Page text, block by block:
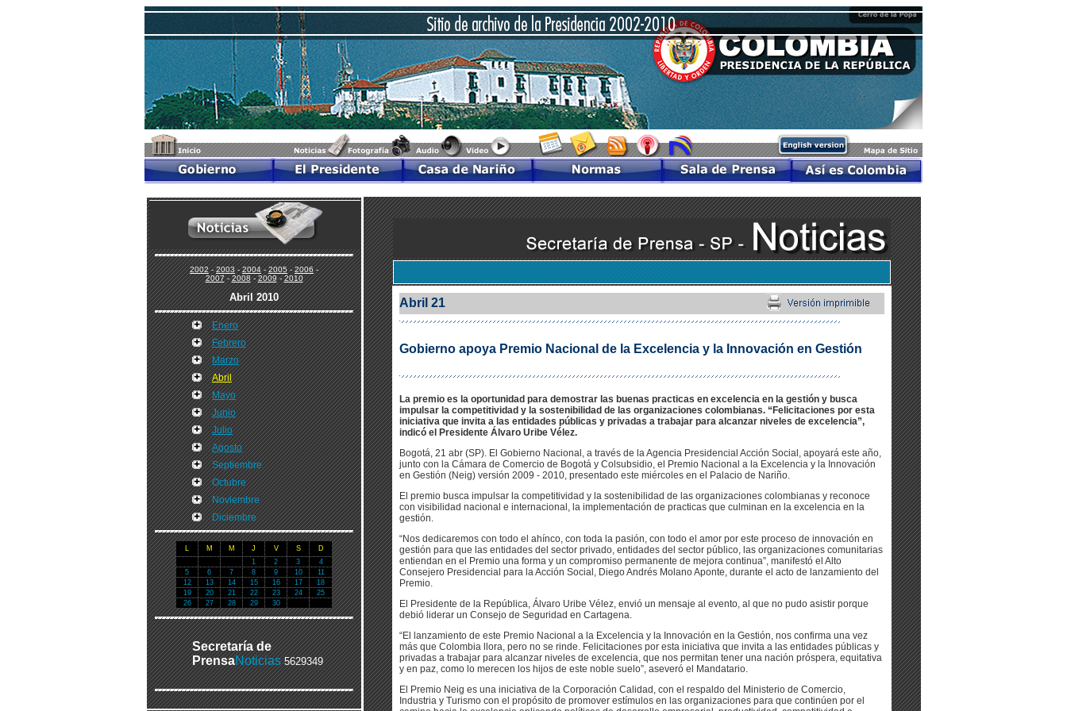
2002-2003-2004-2005-2006-
2007-2008-2009-2010
Abril 2010
Enero
Febrero
Marzo
Abril
Mayo
Junio
Julio
Agosto
Septiembre
Octubre
Noviembre
Diciembre
L M M J V S
D
1
2 3
4
5
6 7 8 9 10
11
12
13 14 15 16 17
18
19
20 21 22 23 24
25
26
27 28 29 30
Secretaría de
PrensaNoticias 5629349
Abril 21
Gobierno apoya Premio Nacional de la Excelencia y la Innovación en Gestión
La premio es la oportunidad para demostrar las buenas practicas en excelencia en la gestión y busca
impulsar la competitividad y la sostenibilidad de las organizaciones colombianas. “Felicitaciones por esta
iniciativa que invita a las entidades públicas y privadas a trabajar para alcanzar niveles de excelencia”,
indicó el Presidente Álvaro Uribe Vélez.
Bogotá, 21 abr (SP). El Gobierno Nacional, a través de la Agencia Presidencial Acción Social, apoyará este año,
junto con la Cámara de Comercio de Bogotá y Colsubsidio, el Premio Nacional a la Excelencia y la Innovación
en Gestión (Neig) versión 2009 - 2010, presentado este miércoles en el Palacio de Nariño.
El premio busca impulsar la competitividad y la sostenibilidad de las organizaciones colombianas y reconoce
con visibilidad nacional e internacional, la implementación de practicas que culminan en la excelencia en la
gestión.
“Nos dedicaremos con todo el ahínco, con toda la pasión, con todo el amor por este proceso de innovación en
gestión para que las entidades del sector privado, entidades del sector público, las organizaciones comunitarias
entiendan en el Premio una forma y un compromiso permanente de mejora continua”, manifestó el Alto
Consejero Presidencial para la Acción Social, Diego Andrés Molano Aponte, durante el acto de lanzamiento del
Premio.
El Presidente de la República, Álvaro Uribe Vélez, envió un mensaje al evento, al que no pudo asistir porque
debió liderar un Consejo de Seguridad en Cartagena.
“El lanzamiento de este Premio Nacional a la Excelencia y la Innovación en la Gestión, nos confirma una vez
más que Colombia llora, pero no se rinde. Felicitaciones por esta iniciativa que invita a las entidades públicas y
privadas a trabajar para alcanzar niveles de excelencia, que nos permitan tener una nación próspera, equitativa
y en paz, como lo merecen los hijos de este noble suelo”, aseveró el Mandatario.
El Premio Neig es una iniciativa de la Corporación Calidad, con el respaldo del Ministerio de Comercio,
Industria y Turismo con el propósito de promover estímulos en las organizaciones para que continúen por el